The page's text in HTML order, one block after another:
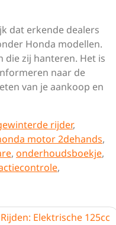
dat erkende dealers
Honda modellen.
die zij hanteren. Het is
naar de
van je aankoop en
rijder,
motor 2dehands,
, onderhoudsboekje,
,
Elektrische 125cc